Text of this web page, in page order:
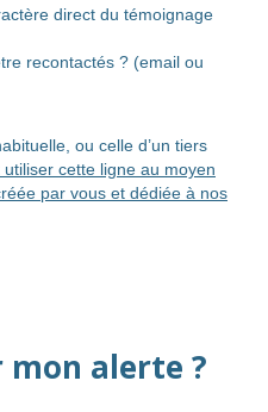
direct du témoignage
recontactés ? (email ou
ou celle d’un tiers
cette ligne au moyen
par vous et dédiée à nos
alerte ?